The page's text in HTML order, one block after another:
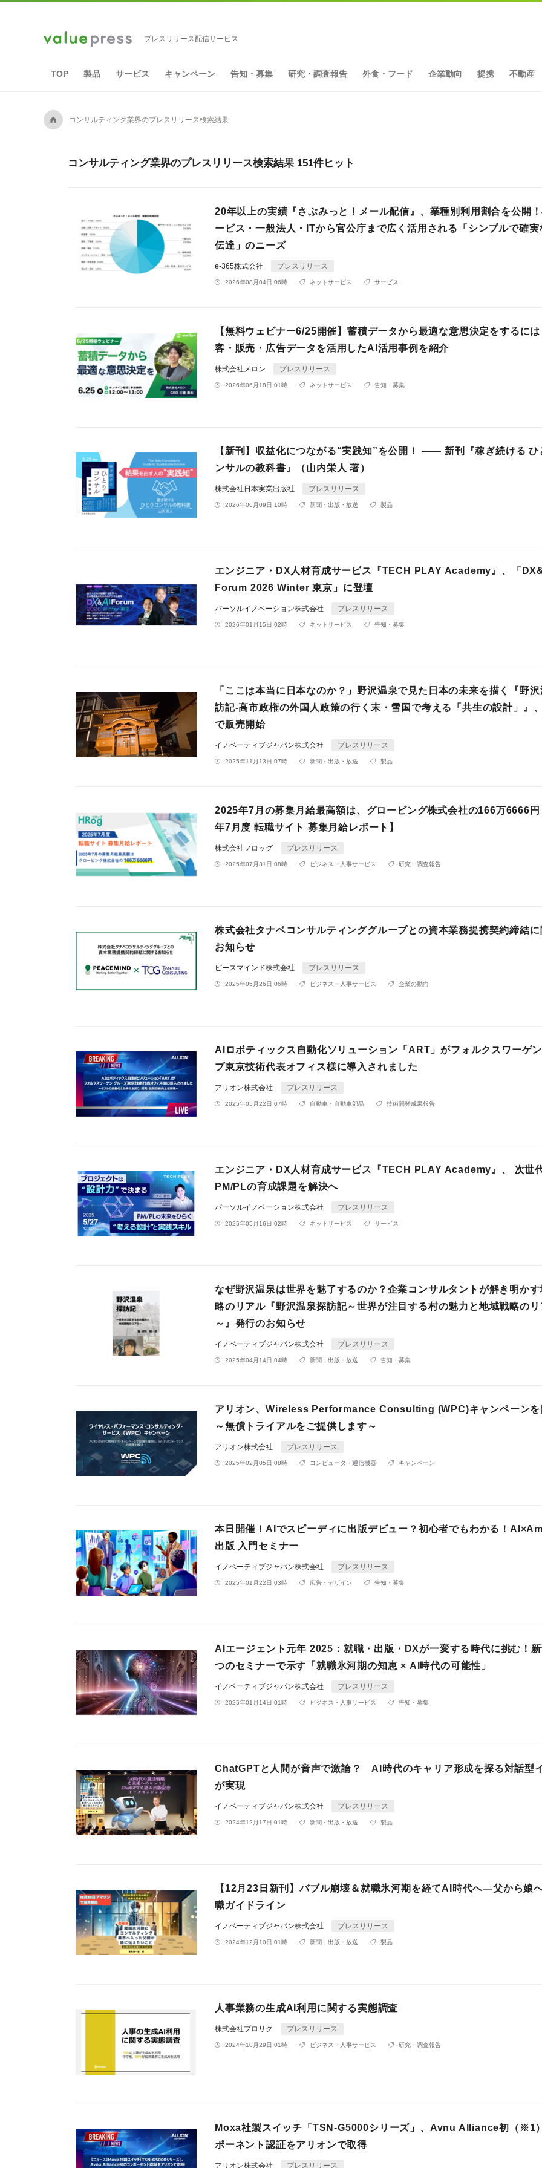
プレスリリース配信サービス
TOP 製品 サービス キャンペーン 告知・募集 研究・調査報告 外食・フード 企業動向 提携 不動産
A コンサルティング業界のプレスリリース検索結果
コンサルティング業界のプレスリリース検索結果 151件ヒット
20年以上の実績『さぶみっと！メール配信』、業種別利用割合を公開
ービス・一般法人・ITから官公庁まで広く活用される「シンプルで確実
伝達」のニーズ
e-365株式会社 プレスリリース
2026年08月04日 06時 ネットサービス サービス
【無料ウェビナー6/25開催】蓄積データから最適な意思決定をするに
客・販売・広告データを活用したAI活用事例を紹介
株式会社メロン プレスリリース
2026年06月18日 01時 ネットサービス 告知・募集
【新刊】収益化につながる“実践知”を公開！ —— 新刊『稼ぎ続ける ひ
ンサルの教科書』（山内栄人 著）
株式会社日本実業出版社 プレスリリース
2026年06月09日 10時 新聞・出版・放送 製品
エンジニア・DX人材育成サービス『TECH PLAY Academy』、「
Forum 2026 Winter 東京」に登壇
パーソルイノベーション株式会社 プレスリリース
2026年01月15日 02時 ネットサービス 告知・募集
「ここは本当に日本なのか？」野沢温泉で見た日本の未来を描く『野
訪記-高市政権の外国人政策の行く末・雪国で考える「共生の設計」』
で販売開始
イノベーティブジャパン株式会社 プレスリリース
2025年11月13日 07時 新聞・出版・放送 製品
2025年7月の募集月給最高額は、グロービング株式会社の166万6666
年7月度 転職サイト 募集月給レポート】
株式会社フロッグ プレスリリース
2025年07月31日 08時 ビジネス・人事サービス 研究・調査報告
株式会社タナベコンサルティンググループとの資本業務提携契約締結に
お知らせ
ピースマインド株式会社 プレスリリース
2025年05月26日 06時 ビジネス・人事サービス 企業の動向
AIロボティックス自動化ソリューション「ART」がフォルクスワーゲ
プ東京技術代表オフィス様に導入されました
アリオン株式会社 プレスリリース
2025年05月22日 07時 自動車・自動車部品 技術開発成果報告
エンジニア・DX人材育成サービス『TECH PLAY Academy』、 次世
PM/PLの育成課題を解決へ
パーソルイノベーション株式会社 プレスリリース
2025年05月16日 02時 ネットサービス サービス
なぜ野沢温泉は世界を魅了するのか？企業コンサルタントが解き明か
略のリアル『野沢温泉探訪記～世界が注目する村の魅力と地域戦略のリ
～』発行のお知らせ
イノベーティブジャパン株式会社 プレスリリース
2025年04月14日 04時 新聞・出版・放送 告知・募集
アリオン、Wireless Performance Consulting (WPC)キャンペーンを
～無償トライアルをご提供します～
アリオン株式会社 プレスリリース
2025年02月05日 08時 コンピュータ・通信機器 キャンペーン
本日開催！AIでスピーディに出版デビュー？初心者でもわかる！
出版 入門セミナー
イノベーティブジャパン株式会社 プレスリリース
2025年01月22日 03時 広告・デザイン 告知・募集
AIエージェント元年 2025：就職・出版・DXが一変する時代に挑む！
つのセミナーで示す「就職氷河期の知恵 × AI時代の可能性」
イノベーティブジャパン株式会社 プレスリリース
2025年01月14日 01時 ビジネス・人事サービス 告知・募集
ChatGPTと人間が音声で激論？ AI時代のキャリア形成を探る対話型
が実現
イノベーティブジャパン株式会社 プレスリリース
2024年12月17日 01時 新聞・出版・放送 製品
【12月23日新刊】バブル崩壊＆就職氷河期を経てAI時代へ―父から娘
職ガイドライン
イノベーティブジャパン株式会社 プレスリリース
2024年12月10日 01時 新聞・出版・放送 製品
人事業務の生成AI利用に関する実態調査
株式会社プロリク プレスリリース
2024年10月29日 01時 ビジネス・人事サービス 研究・調査報告
Moxa社製スイッチ「TSN-G5000シリーズ」、Avnu Alliance初（※1
ポーネント認証をアリオンで取得
アリオン株式会社 プレスリリース